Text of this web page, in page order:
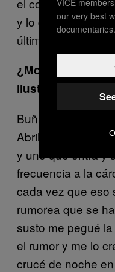
el color de pelo
y lo que le ha
última semana.
¿Monumentos,
ilustres…?
Buñuel, Segundo
Abril, Pertegaz,
y uno que entra y
frecuencia a la
cada vez que eso
rumorea que se
susto me pegué
el rumor y me lo
crucé de noche
our very best
documentaries.